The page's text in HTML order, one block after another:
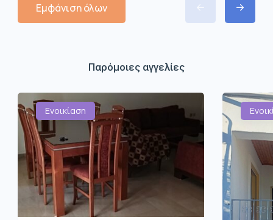
Εμφάνιση όλων
Παρόμοιες αγγελίες
Ενοικίαση